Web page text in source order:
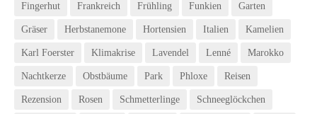
Fingerhut Frankreich Frühling Funkien Garten
Gräser Herbstanemone Hortensien Italien Kamelien
Karl Foerster Klimakrise Lavendel Lenné Marokko
Nachtkerze Obstbäume Park Phloxe Reisen
Rezension Rosen Schmetterlinge Schneeglöckchen